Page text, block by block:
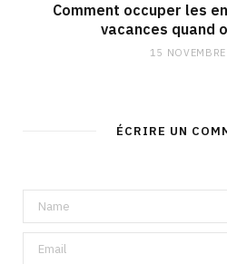
Comment occuper les
vacances quand
15
ÉCRIRE UN